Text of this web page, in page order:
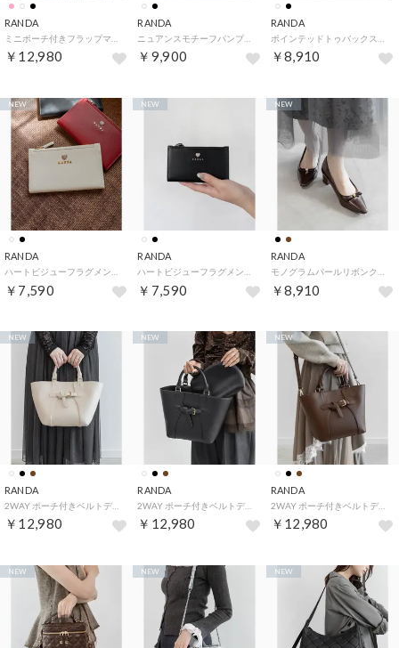
RANDA
￥12,980
RANDA
￥9,900
RANDA
￥8,910
RANDA
￥7,590
NEW
RANDA
￥7,590
NEW
RANDA
￥8,910
NEW
RANDA
￥12,980
NEW
RANDA
￥12,980
NEW
RANDA
2WAY ポーチ付きベルトデザインバッグ （BROWN）
￥12,980
NEW
NEW NEW NEW